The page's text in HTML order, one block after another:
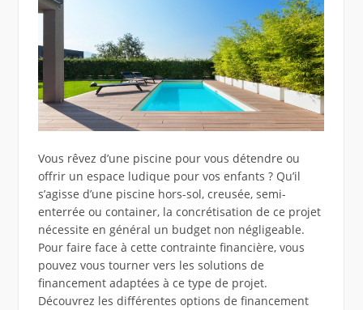
Vous rêvez d’une piscine pour vous détendre ou
offrir un espace ludique pour vos enfants ? Qu’il
s’agisse d’une piscine hors-sol, creusée, semi-
enterrée ou container, la concrétisation de ce projet
nécessite en général un budget non négligeable.
Pour faire face à cette contrainte financière, vous
pouvez vous tourner vers les solutions de
financement adaptées à ce type de projet.
Découvrez les différentes options de financement